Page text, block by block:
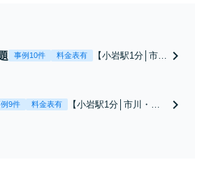
事例10件 料金表有
【小岩駅1分│市
回避、裁判提起前
の和解、子の認知
9件 料金表有
【小岩駅1分│市川・船